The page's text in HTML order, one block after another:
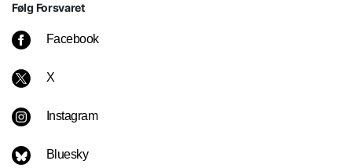
Følg Forsvaret
Facebook
X
Instagram
Bluesky